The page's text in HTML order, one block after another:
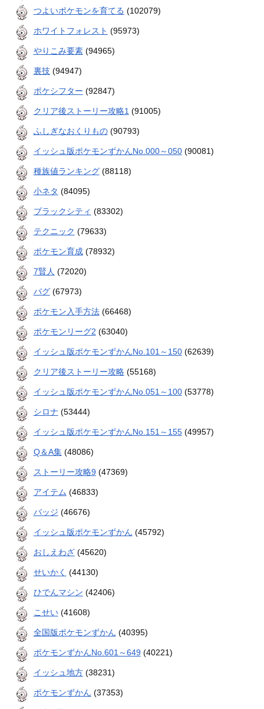
つよいポケモンを育てる (102079)
ホワイトフォレスト (95973)
やりこみ要素(94965)
裏技(94947)
ポケシフター (92847)
クリア後ストーリー攻略1 (91005)
ふしぎなおくりもの(90793)
イッシュ版ポケモンずかんNo.000～050(90081)
種族値ランキング(88118)
小ネタ (84095)
ブラックシティ (83302)
テクニック (79633)
ポケモン育成(78932)
7賢人 (72020)
バグ(67973)
ポケモン入手方法(66468)
ポケモンリーグ2 (63040)
イッシュ版ポケモンずかんNo.101～150(62639)
クリア後ストーリー攻略(55168)
イッシュ版ポケモンずかんNo.051～100(53778)
シロナ (53444)
イッシュ版ポケモンずかんNo.151～155(49957)
Q＆A集(48086)
ストーリー攻略9(47369)
アイテム (46833)
バッジ (46676)
イッシュ版ポケモンずかん (45792)
おしえわざ(45620)
せいかく (44130)
ひでんマシン (42406)
こせい(41608)
全国版ポケモンずかん (40395)
ポケモンずかんNo.601～649(40221)
イッシュ地方(38231)
ポケモンずかん (37353)